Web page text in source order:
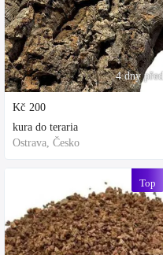
4 dny před
Kč 200
kura do teraria
Ostrava, Česko
Top